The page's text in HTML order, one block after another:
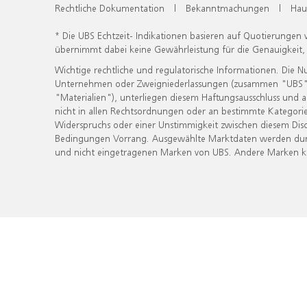
Rechtliche Dokumentation | Bekanntmachungen |
* Die UBS Echtzeit- Indikationen basieren auf
übernimmt dabei keine Gewährleistung für die
Wichtige rechtliche und regulatorische Informationen. Die
Unternehmen oder Zweigniederlassungen (zusammen
"Materialien"), unterliegen diesem Haftungsausschluss
nicht in allen Rechtsordnungen oder an bestimmte
Widerspruchs oder einer Unstimmigkeit zwischen diesem
Bedingungen Vorrang. Ausgewählte Marktdaten werden
und nicht eingetragenen Marken von UBS. Andere Marken